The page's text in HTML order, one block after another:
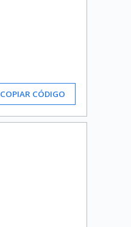
COPIAR CÓDIGO